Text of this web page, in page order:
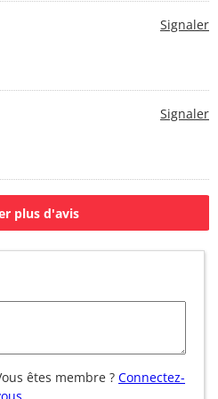
Signaler
Signaler
plus d'avis
êtes membre ? Connectez-